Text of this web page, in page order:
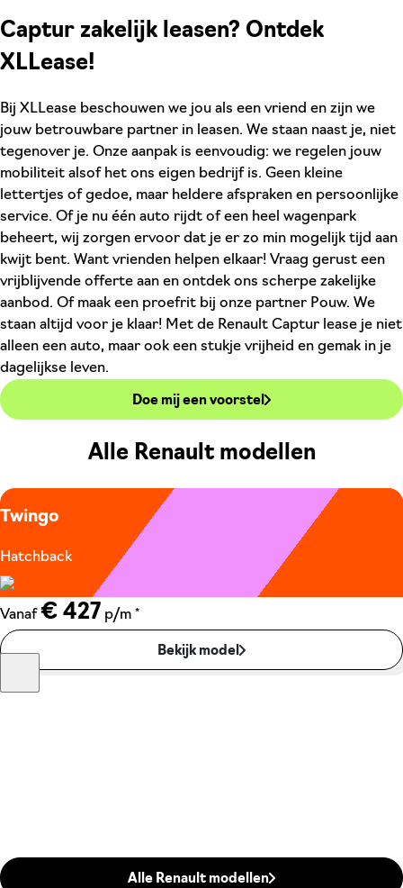
Captur zakelijk leasen? Ontdek
XLLease!
Bij XLLease beschouwen we jou als een vriend en zijn we
jouw betrouwbare partner in leasen. We staan naast je, niet
tegenover je. Onze aanpak is eenvoudig: we regelen jouw
mobiliteit alsof het ons eigen bedrijf is. Geen kleine
lettertjes of gedoe, maar heldere afspraken en persoonlijke
service. Of je nu één auto rijdt of een heel wagenpark
beheert, wij zorgen ervoor dat je er zo min mogelijk tijd aan
kwijt bent. Want vrienden helpen elkaar! Vraag gerust een
vrijblijvende offerte aan en ontdek ons scherpe zakelijke
aanbod. Of maak een proefrit bij onze partner Pouw. We
staan altijd voor je klaar! Met de Renault Captur lease je niet
alleen een auto, maar ook een stukje vrijheid en gemak in je
dagelijkse leven.
Doe mij een voorstel
Alle Renault modellen
Twingo
Hatchback
Vanaf € 427 p/m *
Bekijk model
Alle Renault modellen